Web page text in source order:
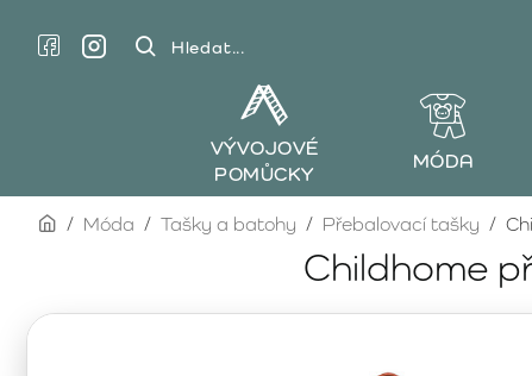
Hledat...
VÝVOJOVÉ
POMŮCKY
MÓDA
Childhome
homeMóda Tašky a batohy Přebalovací tašky